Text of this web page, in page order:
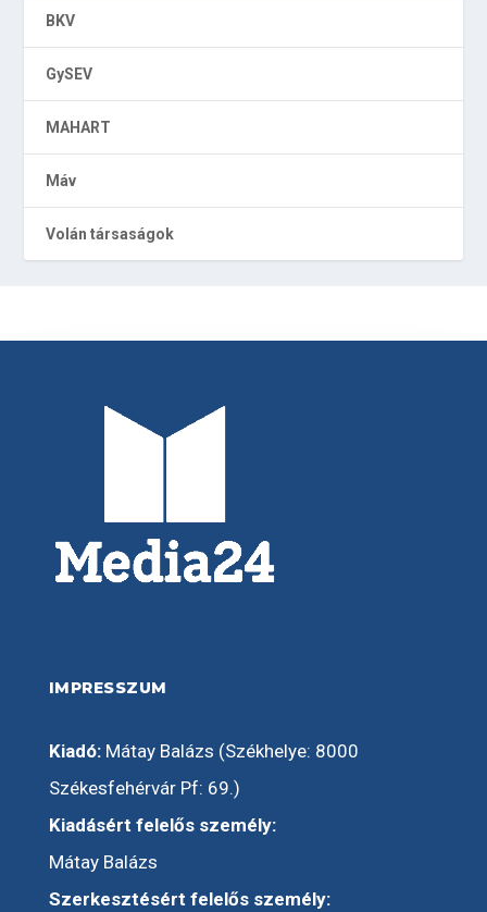
BKV
GySEV
MAHART
Máv
Volán társaságok
IMPRESSZUM
Kiadó:Mátay Balázs (Székhelye: 8000
Székesfehérvár Pf: 69.)
Kiadásért felelős személy:
Mátay Balázs
Szerkesztésért felelős személy: